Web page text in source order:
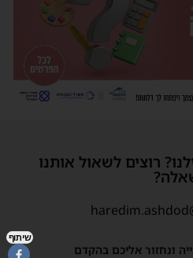
רוצים לשאול אותנו
ונחזור אליכם בהקדם
שיתוף